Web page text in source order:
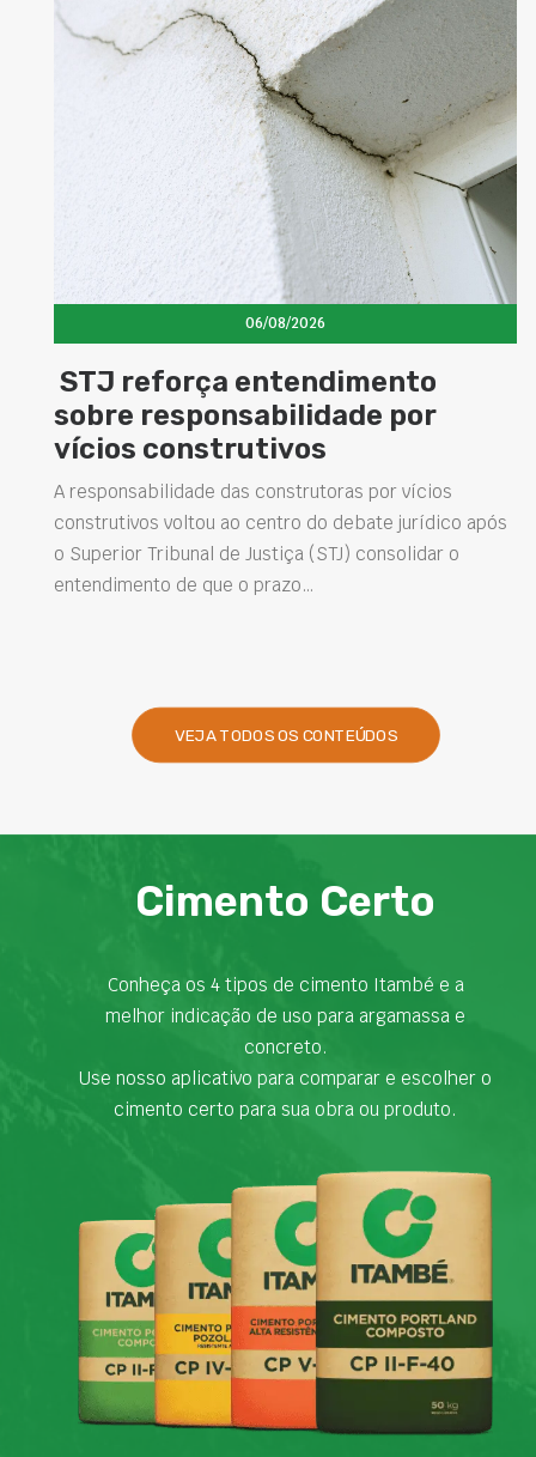
06/08/2026
STJ reforça entendimento
sobre responsabilidade por
vícios construtivos
A responsabilidade das construtoras por vícios
construtivos voltou ao centro do debate jurídico após
o Superior Tribunal de Justiça (STJ) consolidar o
entendimento de que o prazo…
VEJA TODOS OS CONTEÚDOS
Cimento Certo
Conheça os 4 tipos de cimento Itambé e a
melhor indicação de uso para argamassa e
concreto.
Use nosso aplicativo para comparar e escolher o
cimento certo para sua obra ou produto.